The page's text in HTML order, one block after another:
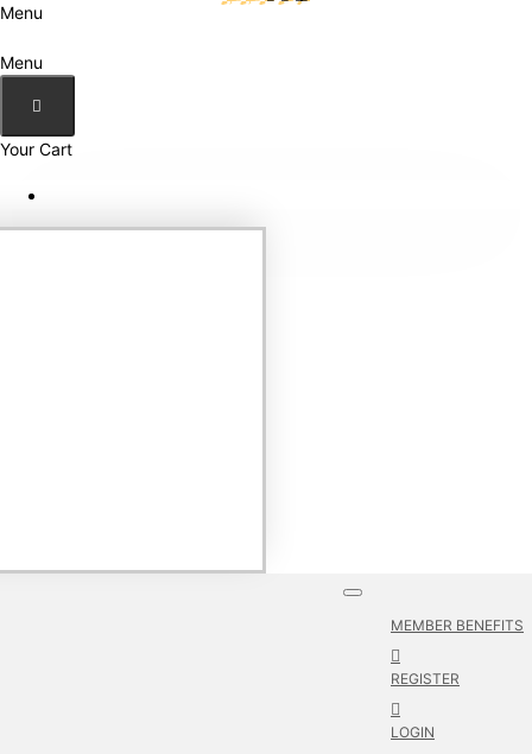
Menu
Menu
Your Cart
MEMBER BENEFITS
REGISTER
LOGIN